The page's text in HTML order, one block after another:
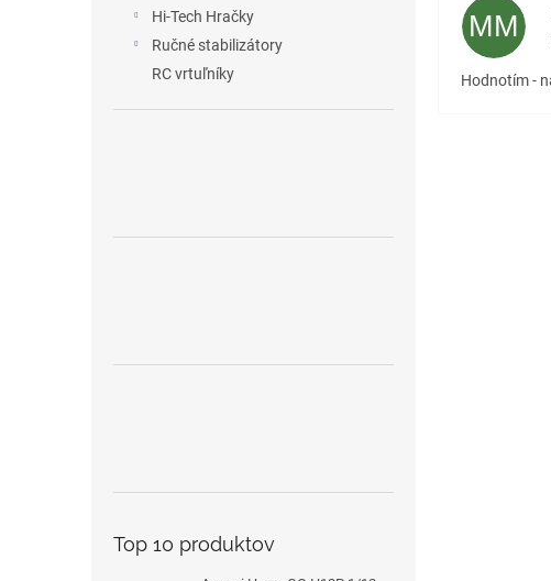
Hi-Tech Hračky
Ručné stabilizátory
RC vrtuľníky
Top 10 produktov
MM
Hodnotím -